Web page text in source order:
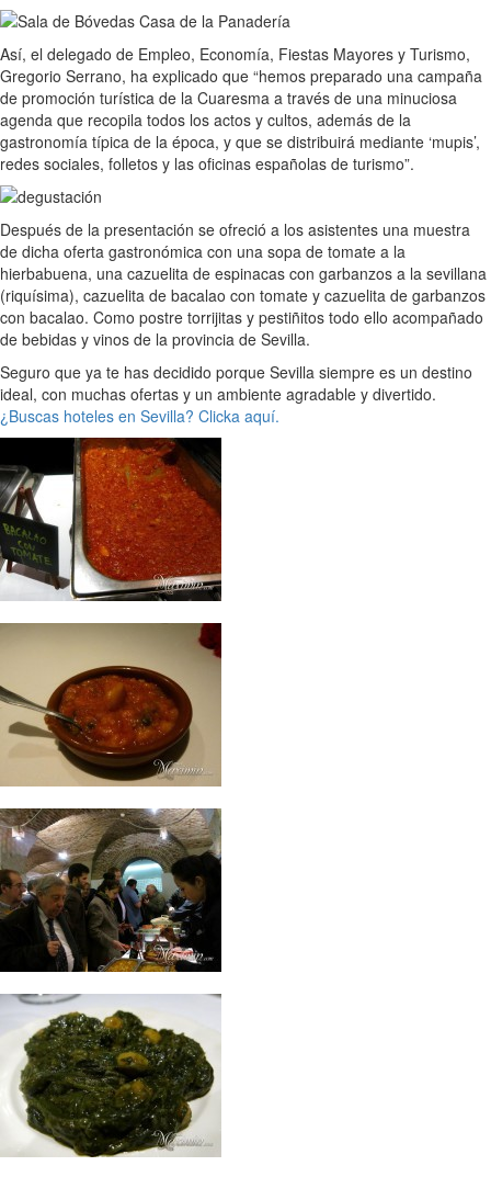
Así, el delegado de Empleo, Economía, Fiestas Mayores y Turismo,
Gregorio Serrano, ha explicado que “hemos preparado una campaña
de promoción turística de la Cuaresma a través de una minuciosa
agenda que recopila todos los actos y cultos, además de la
gastronomía típica de la época, y que se distribuirá mediante ‘mupis’,
redes sociales, folletos y las oficinas españolas de turismo”.
Después de la presentación se ofreció a los asistentes una muestra
de dicha oferta gastronómica con una sopa de tomate a la
hierbabuena, una cazuelita de espinacas con garbanzos a la sevillana
(riquísima), cazuelita de bacalao con tomate y cazuelita de garbanzos
con bacalao. Como postre torrijitas y pestiñitos todo ello acompañado
de bebidas y vinos de la provincia de Sevilla.
Seguro que ya te has decidido porque Sevilla siempre es un destino
ideal, con muchas ofertas y un ambiente agradable y divertido.
¿Buscas hoteles en Sevilla? Clicka aquí.